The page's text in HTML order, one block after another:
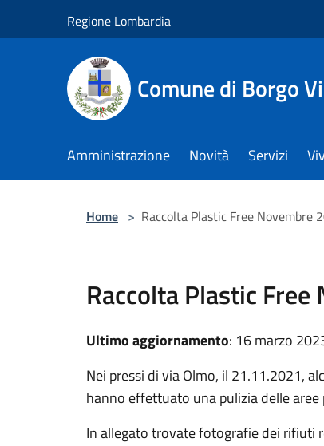
Regione Lombardia
Comune di Borgo
Amministrazione Novità Servizi
Home > Raccolta Plastic Free Novembre
Raccolta Plastic
Ultimo aggiornamento: 16 marzo
Nei pressi di via Olmo, il 21.11.2021,
hanno effettuato una pulizia delle
In allegato trovate fotografie dei rifiuti